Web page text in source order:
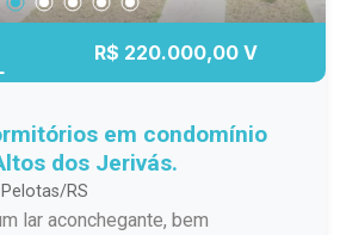
R$ 220.000,00 V
em condomínio
dos Jerivás.
RS
lar aconchegante, bem